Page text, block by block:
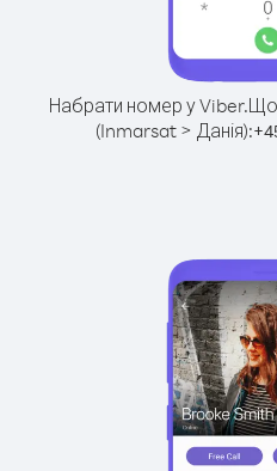
Набрати номер у Viber.
(Inmarsat > Данія):+